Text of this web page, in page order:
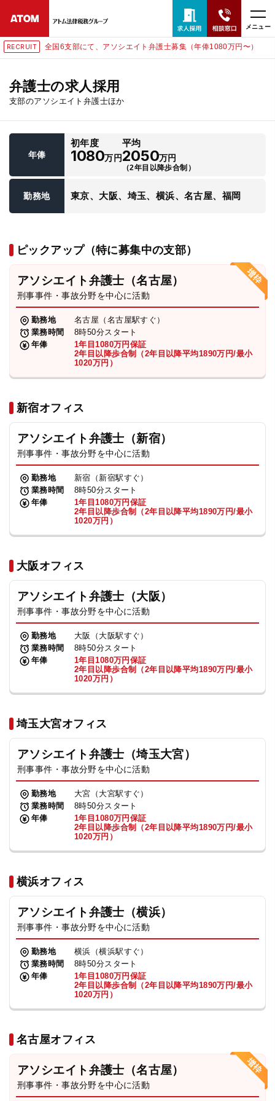
メニュー
RECRUIT 全国6支部にて、アソシエイト弁護士募集（年俸1080万円〜）
弁護士の求人採用
支部のアソシエイト弁護士ほか
年俸
初年度
1080万円
平均
2050万円
（2年目以降歩合制）
勤務地 東京、大阪、埼玉、横浜、名古屋、福岡
ピックアップ（特に募集中の支部）
アソシエイト弁護士（名古屋）
刑事事件・事故分野を中心に活動
勤務地
名古屋（名古屋駅すぐ）
業務時間
8時50分スタート
年俸
1年目1080万円保証
2年目以降歩合制（2年目以降平均1890万円/最小
1020万円）
新宿オフィス
アソシエイト弁護士（新宿）
刑事事件・事故分野を中心に活動
勤務地
新宿（新宿駅すぐ）
業務時間
8時50分スタート
年俸
1年目1080万円保証
2年目以降歩合制（2年目以降平均1890万円/最小
1020万円）
大阪オフィス
アソシエイト弁護士（大阪）
刑事事件・事故分野を中心に活動
勤務地
大阪（大阪駅すぐ）
業務時間
8時50分スタート
年俸
1年目1080万円保証
2年目以降歩合制（2年目以降平均1890万円/最小
1020万円）
埼玉大宮オフィス
アソシエイト弁護士（埼玉大宮）
刑事事件・事故分野を中心に活動
勤務地
大宮（大宮駅すぐ）
業務時間
8時50分スタート
年俸
1年目1080万円保証
2年目以降歩合制（2年目以降平均1890万円/最小
1020万円）
横浜オフィス
アソシエイト弁護士（横浜）
刑事事件・事故分野を中心に活動
勤務地
横浜（横浜駅すぐ）
業務時間
8時50分スタート
年俸
1年目1080万円保証
2年目以降歩合制（2年目以降平均1890万円/最小
1020万円）
名古屋オフィス
アソシエイト弁護士（名古屋）
刑事事件・事故分野を中心に活動
24時間365日全国対応
無料相談窓口はこちら
弁護士・税理士
費用
求人採用
お知らせ
特設サイト
相談先情報サイト
法人グループ
プライバシーポリシー 利用規約
TikTok受賞 定義集 動画集